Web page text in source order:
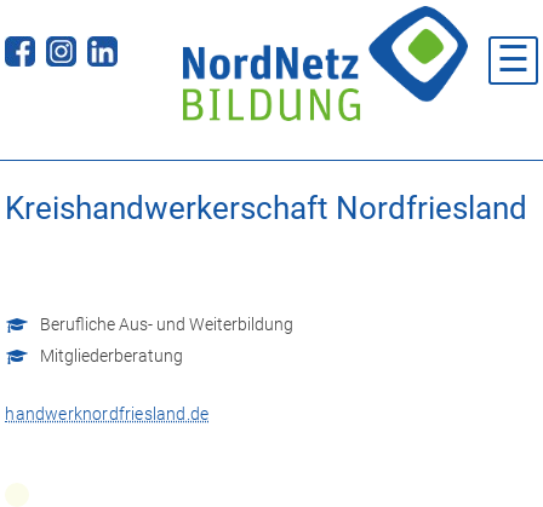
to
content
☰
Kreishandwerkerschaft Nordfriesland
Berufliche Aus- und Weiterbildung
Mitgliederberatung
handwerknordfriesland.de